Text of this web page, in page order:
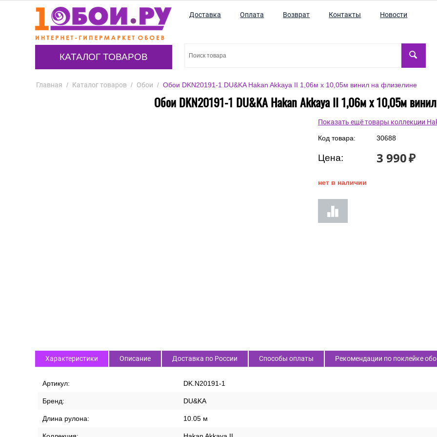
КАТАЛОГ ТОВАРОВ
Доставка Оплата Возврат Контакты Новости
Главная / Каталог товаров / Обои / Обои DKN20191-1 DU&KA Hakan Akkaya II 1,06м х 10,05м винил на флизелине
Обои DKN20191-1 DU&KA Hakan Akkaya II 1,06м х 10,05м
Показать ещё товары коллекции
Код товара: 30688
Цена: 3 990₽
нет в наличии
Характеристики Описание Доставка по России Способы оплаты Рекомендации по поклейке
Артикул: DK.N20191-1
Бренд: DU&KA
Длина рулона: 10.05 м